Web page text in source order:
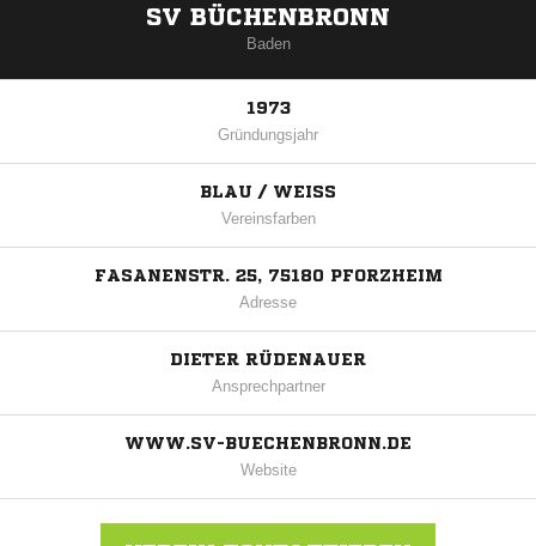
SV BÜCHENBRONN
Baden
1973
Gründungsjahr
BLAU / WEISS
Vereinsfarben
FASANENSTR. 25, 75180 PFORZHEIM
Adresse
DIETER RÜDENAUER
Ansprechpartner
WWW.SV-BUECHENBRONN.DE
Website